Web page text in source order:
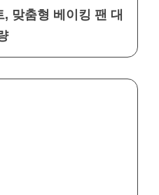
맞춤형 베이킹 팬 대